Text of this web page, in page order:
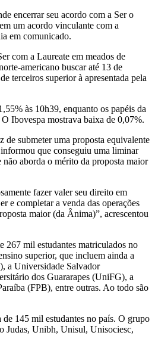
encerrar seu acordo com a Ser o
um acordo vinculante com a
em comunicado.
com a Laureate em meados de
americano buscar até 13 de
terceiros superior à apresentada pela
às 10h39, enquanto os papéis da
Ibovespa mostrava baixa de 0,07%.
de submeter uma proposta equivalente
que conseguiu uma liminar
aborda o mérito da proposta maior
fazer valer seu direito em
e completar a venda das operações
maior (da Ânima)”, acrescentou
267 mil estudantes matriculados no
superior, que incluem ainda a
a Universidade Salvador
dos Guararapes (UniFG), a
(FPB), entre outras. Ao todo são
145 mil estudantes no país. O grupo
Judas, Unibh, Unisul, Unisociesc,